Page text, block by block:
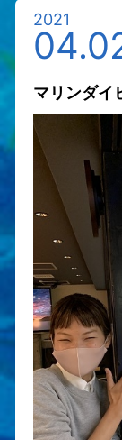
2021
マリンダイ